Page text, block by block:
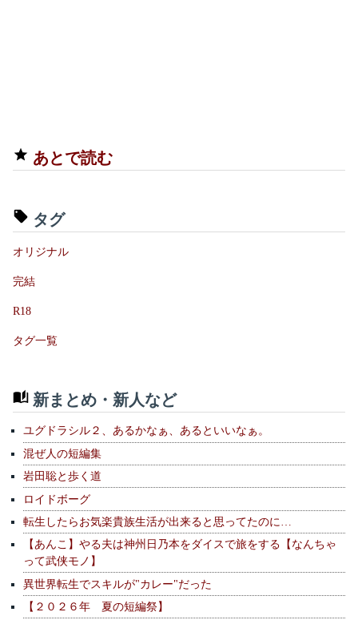
あとで読む
タグ
オリジナル
完結
R18
タグ一覧
新まとめ・新人など
ユグドラシル２、あるかなぁ、あるといいなぁ。
混ぜ人の短編集
岩田聡と歩く道
ロイドボーグ
転生したらお気楽貴族生活が出来ると思ってたのに…
【あんこ】やる夫は神州日乃本をダイスで旅をする【なんちゃ
って武侠モノ】
異世界転生でスキルが"カレー"だった
【２０２６年 夏の短編祭】